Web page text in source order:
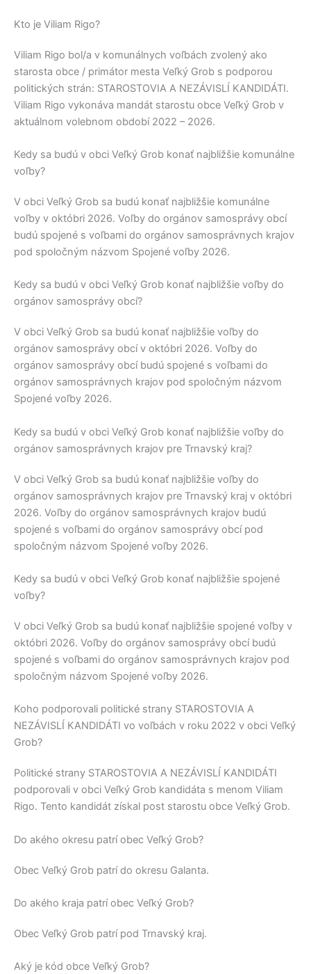
Kto je Viliam Rigo?
Viliam Rigo bol/a v komunálnych voľbách zvolený ako
starosta obce / primátor mesta Veľký Grob s podporou
politických strán: STAROSTOVIA A NEZÁVISLÍ KANDIDÁTI.
Viliam Rigo vykonáva mandát starostu obce Veľký Grob v
aktuálnom volebnom období 2022 – 2026.
Kedy sa budú v obci Veľký Grob konať najbližšie komunálne
voľby?
V obci Veľký Grob sa budú konať najbližšie komunálne
voľby v októbri 2026. Voľby do orgánov samosprávy obcí
budú spojené s voľbami do orgánov samosprávnych krajov
pod spoločným názvom Spojené voľby 2026.
Kedy sa budú v obci Veľký Grob konať najbližšie voľby do
orgánov samosprávy obcí?
V obci Veľký Grob sa budú konať najbližšie voľby do
orgánov samosprávy obcí v októbri 2026. Voľby do
orgánov samosprávy obcí budú spojené s voľbami do
orgánov samosprávnych krajov pod spoločným názvom
Spojené voľby 2026.
Kedy sa budú v obci Veľký Grob konať najbližšie voľby do
orgánov samosprávnych krajov pre Trnavský kraj?
V obci Veľký Grob sa budú konať najbližšie voľby do
orgánov samosprávnych krajov pre Trnavský kraj v októbri
2026. Voľby do orgánov samosprávnych krajov budú
spojené s voľbami do orgánov samosprávy obcí pod
spoločným názvom Spojené voľby 2026.
Kedy sa budú v obci Veľký Grob konať najbližšie spojené
voľby?
V obci Veľký Grob sa budú konať najbližšie spojené voľby v
októbri 2026. Voľby do orgánov samosprávy obcí budú
spojené s voľbami do orgánov samosprávnych krajov pod
spoločným názvom Spojené voľby 2026.
Koho podporovali politické strany STAROSTOVIA A
NEZÁVISLÍ KANDIDÁTI vo voľbách v roku 2022 v obci Veľký
Grob?
Politické strany STAROSTOVIA A NEZÁVISLÍ KANDIDÁTI
podporovali v obci Veľký Grob kandidáta s menom Viliam
Rigo. Tento kandidát získal post starostu obce Veľký Grob.
Do akého okresu patrí obec Veľký Grob?
Obec Veľký Grob patrí do okresu Galanta.
Do akého kraja patrí obec Veľký Grob?
Obec Veľký Grob patrí pod Trnavský kraj.
Aký je kód obce Veľký Grob?